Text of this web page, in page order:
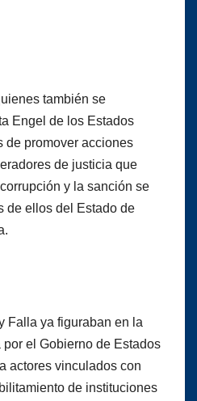
también se
Engel de los Estados
de promover acciones
de justicia que
y la sanción se
de ellos del Estado de
Falla ya figuraban en la
el Gobierno de Estados
actores vinculados con
de instituciones